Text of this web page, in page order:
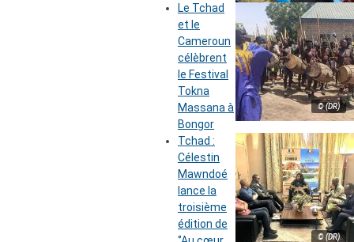
© (DR)
Le Tchad
et le
Cameroun
célèbrent
le Festival
Tokna
Massana à
Bongor
© (DR)
Tchad :
Célestin
Mawndoé
lance la
troisième
édition de